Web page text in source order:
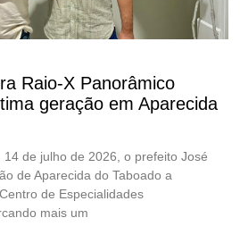
Raio-X Panorâmico
geração em Aparecida
de julho de 2026, o prefeito José
de Aparecida do Taboado a
de Especialidades
mais um